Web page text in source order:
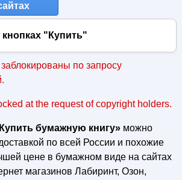
"Купить"
по запросу
at the request of copyright holders.
бумажную книгу»можно
доставкой по всей России и похожие
цене в бумажном виде на сайтах
магазинов Лабиринт, Озон,